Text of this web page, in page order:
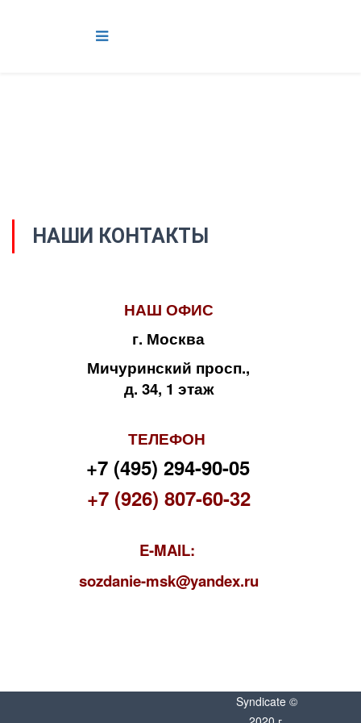
НАШИ КОНТАКТЫ
НАШ ОФИС
г. Москва
Мичуринский просп.,
д. 34, 1 этаж
ТЕЛЕФОН
+7 (495) 294-90-05
+7 (926) 807-60-32
E-MAIL:
sozdanie-msk@yandex.ru
Syndicate ©